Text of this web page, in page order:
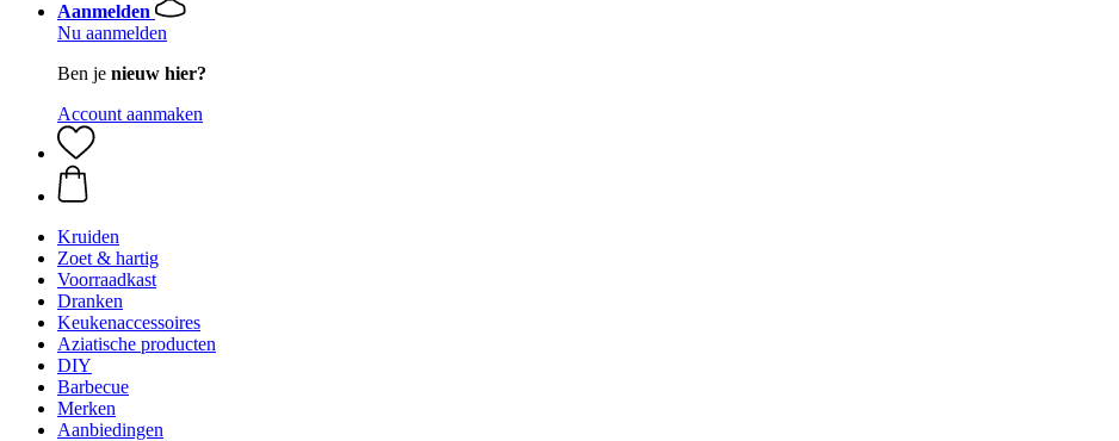
Aanmelden
Nu aanmelden
Ben je nieuw hier?
Account aanmaken
Kruiden
Zoet & hartig
Voorraadkast
Dranken
Keukenaccessoires
Aziatische producten
DIY
Barbecue
Merken
Aanbiedingen